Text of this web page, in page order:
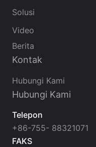
Solusi
Video
Berita
Kontak
Hubungi Kami
Hubungi Kami
Telepon
+86-755- 88321071
FAKS